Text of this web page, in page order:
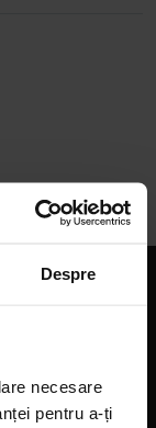
Despre
necesare
pentru a-ți